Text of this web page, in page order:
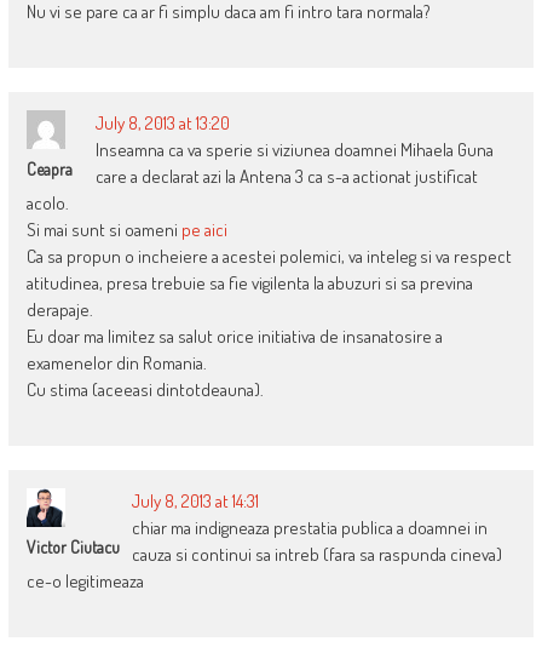
Nu vi se pare ca ar fi simplu daca am fi intro tara normala?
Ceapra
July 8, 2013 at 13:20
Inseamna ca va sperie si viziunea doamnei Mihaela Guna
care a declarat azi la Antena 3 ca s-a actionat justificat
acolo.
Si mai sunt si oameni pe aici
Ca sa propun o incheiere a acestei polemici, va inteleg si va respect
atitudinea, presa trebuie sa fie vigilenta la abuzuri si sa previna
derapaje.
Eu doar ma limitez sa salut orice initiativa de insanatosire a
examenelor din Romania.
Cu stima (aceeasi dintotdeauna).
Victor Ciutacu
July 8, 2013 at 14:31
chiar ma indigneaza prestatia publica a doamnei in
cauza si continui sa intreb (fara sa raspunda cineva)
ce-o legitimeaza